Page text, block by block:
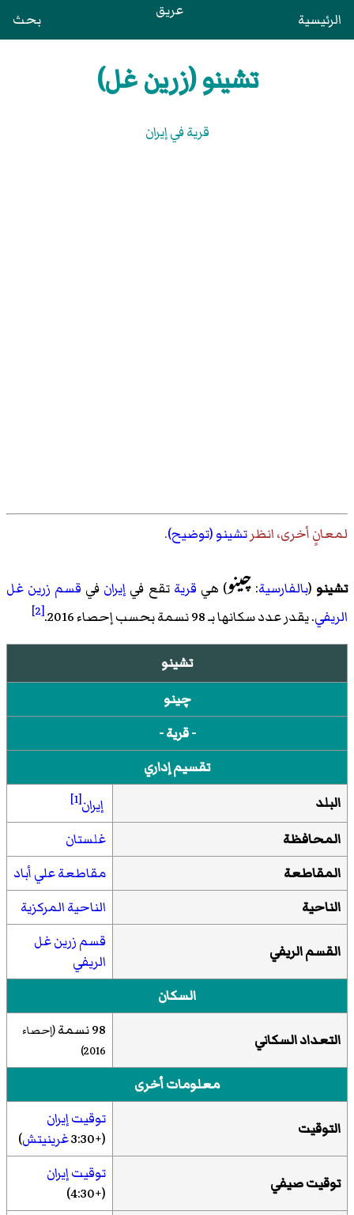
الرئيسية عريق بحث
تشينو (زرين غل)
قرية في إيران
لمعانٍ أخرى، انظرتشينو (توضيح).
تشینو (بالفارسية:چینو) هي قرية تقع في إيران في قسم زرین غل
الریفي. يقدر عدد سكانها بـ 98 نسمة بحسب إحصاء 2016 .
[2]
تشينو
چينو
- قرية -
تقسيم إداري
البلد
إيران[1]
المحافظة
غلستان
المقاطعة
مقاطعة علي أباد
الناحية
الناحية المركزية
القسم الريفي
قسم زرین غل
الریفي
السكان
التعداد السكاني 98 نسمة
(إحصاء
2016
)
معلومات أخرى
التوقيت
توقيت إيران
(+3:30
غرينيتش)
توقيت صيفي
توقيت إيران
(+4:30)